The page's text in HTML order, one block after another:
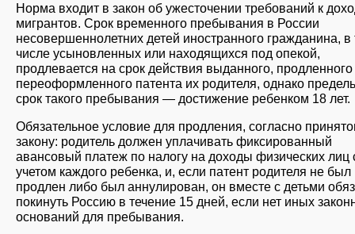
Норма входит в закон об ужесточении требований к
мигрантов. Срок временного пребывания в России
несовершеннолетних детей иностранного гражданина, в
числе усыновленных или находящихся под опекой,
продлевается на срок действия выданного,
переоформленного патента их родителя, однако
срок такого пребывания — достижение ребенком 18 лет.
Обязательное условие для продления, согласно
закону: родитель должен уплачивать фиксированный
авансовый платеж по налогу на доходы физических лиц
учетом каждого ребенка, и, если патент родителя не был
продлен либо был аннулирован, он вместе с детьми
покинуть Россию в течение 15 дней, если нет иных
оснований для пребывания.